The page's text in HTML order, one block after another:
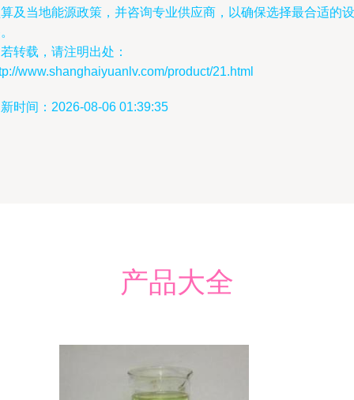
及当地能源政策，并咨询专业供应商，以确保选择最合适的设
转载，请注明出处：
www.shanghaiyuanlv.com/product/21.html
时间：2026-08-06 01:39:35
产品大全